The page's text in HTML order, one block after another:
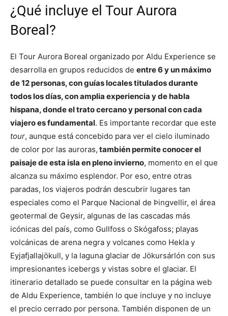
¿Qué incluye el Tour Aurora
Boreal?
El Tour Aurora Boreal organizado por Aldu Experience se
desarrolla en grupos reducidos de entre 6 y un máximo
de 12 personas, con guías locales titulados durante
todos los días, con amplia experiencia y de habla
hispana, donde el trato cercano y personal con cada
viajero es fundamental. Es importante recordar que este
tour, aunque está concebido para ver el cielo iluminado
de color por las auroras, también permite conocer el
paisaje de esta isla en pleno invierno, momento en el que
alcanza su máximo esplendor. Por eso, entre otras
paradas, los viajeros podrán descubrir lugares tan
especiales como el Parque Nacional de Þingvellir, el área
geotermal de Geysir, algunas de las cascadas más
icónicas del país, como Gullfoss o Skógafoss; playas
volcánicas de arena negra y volcanes como Hekla y
Eyjafjallajökull, y la laguna glaciar de Jökursárlón con sus
impresionantes icebergs y vistas sobre el glaciar. El
itinerario detallado se puede consultar en la página web
de Aldu Experience, también lo que incluye y no incluye
el precio cerrado por persona. También disponen de un